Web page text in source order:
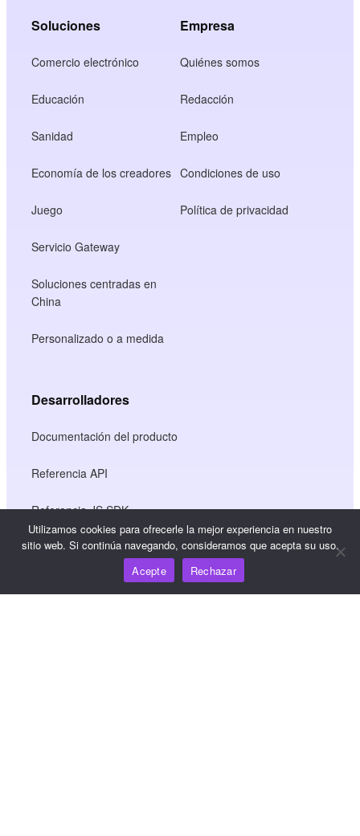
Soluciones
Comercio electrónico
Educación
Sanidad
Economía de los creadores
Juego
Servicio Gateway
Soluciones centradas en
China
Personalizado o a medida
Empresa
Quiénes somos
Redacción
Empleo
Condiciones de uso
Política de privacidad
Desarrolladores
Documentación del producto
Referencia API
Referencia JS SDK
Utilizamos cookies para ofrecerle la mejor experiencia en nuestro
sitio web. Si continúa navegando, consideramos que acepta su uso.
Acepte
Rechazar